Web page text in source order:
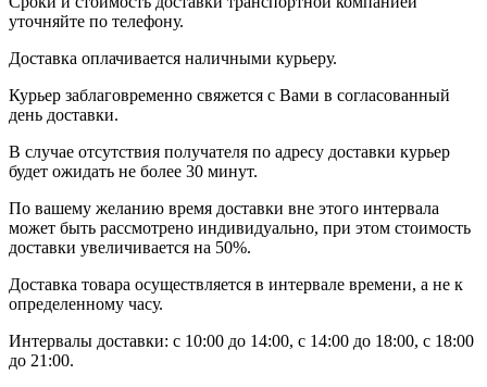
уточняйте по телефону.
Доставка оплачивается наличными курьеру.
Курьер заблаговременно свяжется с Вами в согласованный
день доставки.
В случае отсутствия получателя по адресу доставки курьер
будет ожидать не более 30 минут.
По вашему желанию время доставки вне этого интервала
может быть рассмотрено индивидуально, при этом стоимость
доставки увеличивается на 50%.
Доставка товара осуществляется в интервале времени, а не к
определенному часу.
Интервалы доставки: с 10:00 до 14:00, с 14:00 до 18:00, с 18:00
до 21:00.